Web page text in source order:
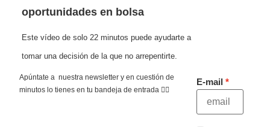
oportunidades en bolsa
Este vídeo de solo 22 minutos puede ayudarte a
tomar una decisión de la que no arrepentirte.
Apúntate a nuestra newsletter y en cuestión de
minutos lo tienes en tu bandeja de entrada 👇🏻
E-mail